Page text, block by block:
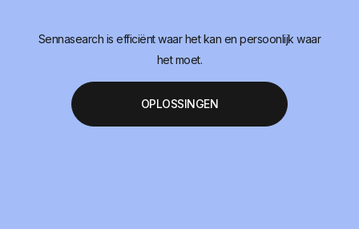
Sennasearch is efficiënt waar het kan en persoonlijk waar
het moet.
OPLOSSINGEN